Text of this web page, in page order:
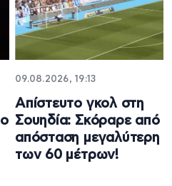
09.08.2026, 19:13
Απίστευτο γκολ στη
Σουηδία: Σκόραρε από
απόσταση μεγαλύτερη
των 60 μέτρων!